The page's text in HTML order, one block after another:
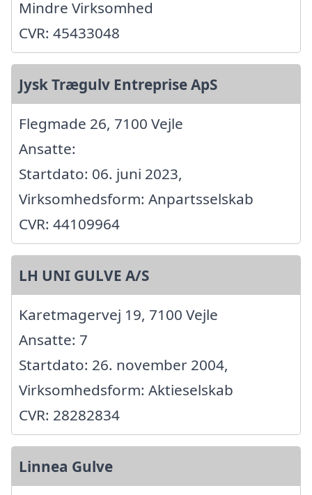
Mindre Virksomhed
CVR: 45433048
Jysk Trægulv Entreprise ApS
Flegmade 26, 7100 Vejle
Ansatte:
Startdato: 06. juni 2023,
Virksomhedsform: Anpartsselskab
CVR: 44109964
LH UNI GULVE A/S
Karetmagervej 19, 7100 Vejle
Ansatte: 7
Startdato: 26. november 2004,
Virksomhedsform: Aktieselskab
CVR: 28282834
Linnea Gulve